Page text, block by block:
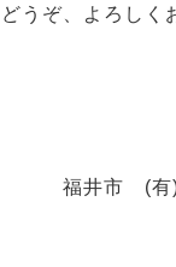
どうぞ、よろしく
福井市 (有)